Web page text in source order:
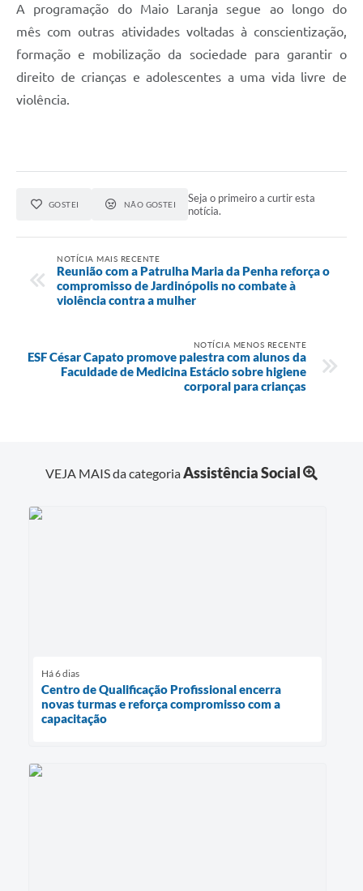
A programação do Maio Laranja segue ao longo do
mês com outras atividades voltadas à conscientização,
formação e mobilização da sociedade para garantir o
direito de crianças e adolescentes a uma vida livre de
violência.
GOSTEI NÃO GOSTEI
Seja o primeiro a curtir esta
notícia.
NOTÍCIA MAIS RECENTE
Reunião com a Patrulha Maria da Penha reforça o
compromisso de Jardinópolis no combate à
violência contra a mulher
NOTÍCIA MENOS RECENTE
ESF César Capato promove palestra com alunos da
Faculdade de Medicina Estácio sobre higiene
corporal para crianças
VEJA MAIS da categoriaAssistência Social
Há 6 dias
Centro de Qualificação Profissional encerra
novas turmas e reforça compromisso com a
capacitação